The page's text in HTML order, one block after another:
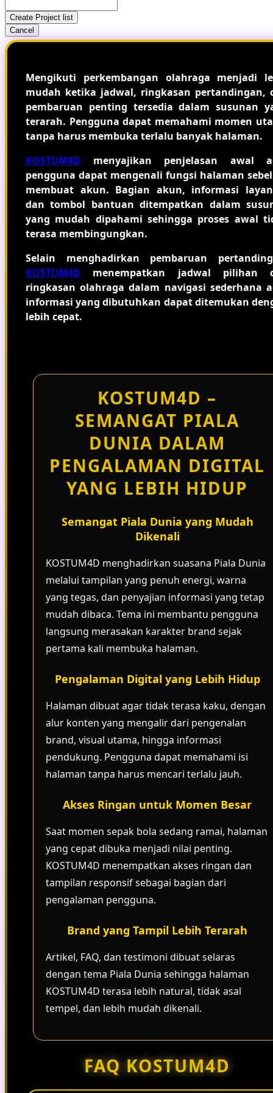
Create Project list
Cancel
Mengikuti perkembangan olahraga menjadi
mudah ketika jadwal, ringkasan pertandingan,
pembaruan penting tersedia dalam susunan
terarah. Pengguna dapat memahami momen
tanpa harus membuka terlalu banyak halaman.
KOSTUM4D menyajikan penjelasan awal
pengguna dapat mengenali fungsi halaman
membuat akun. Bagian akun, informasi
dan tombol bantuan ditempatkan dalam
yang mudah dipahami sehingga proses awal
terasa membingungkan.
Selain menghadirkan pembaruan
KOSTUM4D menempatkan jadwal pilihan
ringkasan olahraga dalam navigasi sederhana
informasi yang dibutuhkan dapat ditemukan
lebih cepat.
KOSTUM4D –
SEMANGAT PIALA
DUNIA DALAM
PENGALAMAN DIGITAL
YANG LEBIH HIDUP
Semangat Piala Dunia yang Mudah
Dikenali
KOSTUM4D menghadirkan suasana Piala Dunia
melalui tampilan yang penuh energi, warna
yang tegas, dan penyajian informasi yang tetap
mudah dibaca. Tema ini membantu pengguna
langsung merasakan karakter brand sejak
pertama kali membuka halaman.
Pengalaman Digital yang Lebih Hidup
Halaman dibuat agar tidak terasa kaku, dengan
alur konten yang mengalir dari pengenalan
brand, visual utama, hingga informasi
pendukung. Pengguna dapat memahami isi
halaman tanpa harus mencari terlalu jauh.
Akses Ringan untuk Momen Besar
Saat momen sepak bola sedang ramai, halaman
yang cepat dibuka menjadi nilai penting.
KOSTUM4D menempatkan akses ringan dan
tampilan responsif sebagai bagian dari
pengalaman pengguna.
Brand yang Tampil Lebih Terarah
Artikel, FAQ, dan testimoni dibuat selaras
dengan tema Piala Dunia sehingga halaman
KOSTUM4D terasa lebih natural, tidak asal
tempel, dan lebih mudah dikenali.
FAQ KOSTUM4D